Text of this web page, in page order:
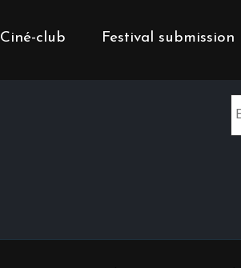
Ciné-club Festival submission